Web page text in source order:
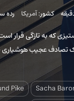
ماجراجویی
موزیک
رده سنی:R
قرار است سکان شرکت
خود را از
Rosamund Pike